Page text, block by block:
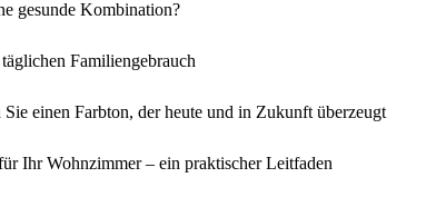
gesunde Kombination?
Familiengebrauch
einen Farbton, der heute und in Zukunft überzeugt
Ihr Wohnzimmer – ein praktischer Leitfaden